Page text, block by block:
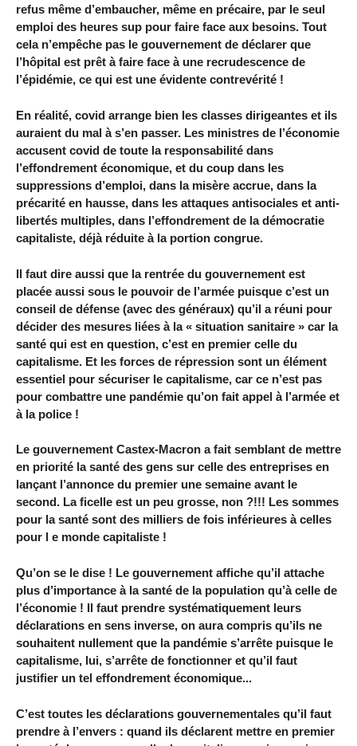
refus même d’embaucher, même en précaire, par le seul
emploi des heures sup pour faire face aux besoins. Tout
cela n’empêche pas le gouvernement de déclarer que
l’hôpital est prêt à faire face à une recrudescence de
l’épidémie, ce qui est une évidente contrevérité !
En réalité, covid arrange bien les classes dirigeantes et ils
auraient du mal à s’en passer. Les ministres de l’économie
accusent covid de toute la responsabilité dans
l’effondrement économique, et du coup dans les
suppressions d’emploi, dans la misère accrue, dans la
précarité en hausse, dans les attaques antisociales et anti-
libertés multiples, dans l’effondrement de la démocratie
capitaliste, déjà réduite à la portion congrue.
Il faut dire aussi que la rentrée du gouvernement est
placée aussi sous le pouvoir de l’armée puisque c’est un
conseil de défense (avec des généraux) qu’il a réuni pour
décider des mesures liées à la « situation sanitaire » car la
santé qui est en question, c’est en premier celle du
capitalisme. Et les forces de répression sont un élément
essentiel pour sécuriser le capitalisme, car ce n’est pas
pour combattre une pandémie qu’on fait appel à l’armée et
à la police !
Le gouvernement Castex-Macron a fait semblant de mettre
en priorité la santé des gens sur celle des entreprises en
lançant l’annonce du premier une semaine avant le
second. La ficelle est un peu grosse, non ?!!! Les sommes
pour la santé sont des milliers de fois inférieures à celles
pour l e monde capitaliste !
Qu’on se le dise ! Le gouvernement affiche qu’il attache
plus d’importance à la santé de la population qu’à celle de
l’économie ! Il faut prendre systématiquement leurs
déclarations en sens inverse, on aura compris qu’ils ne
souhaitent nullement que la pandémie s’arrête puisque le
capitalisme, lui, s’arrête de fonctionner et qu’il faut
justifier un tel effondrement économique...
C’est toutes les déclarations gouvernementales qu’il faut
prendre à l’envers : quand ils déclarent mettre en premier